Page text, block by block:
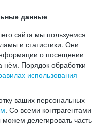
данные
сайта мы пользуемся
и статистики. Они
о посещении
нём. Порядок обработки
использования
ваших персональных
. Со всеми контрагентами
делегировать часть